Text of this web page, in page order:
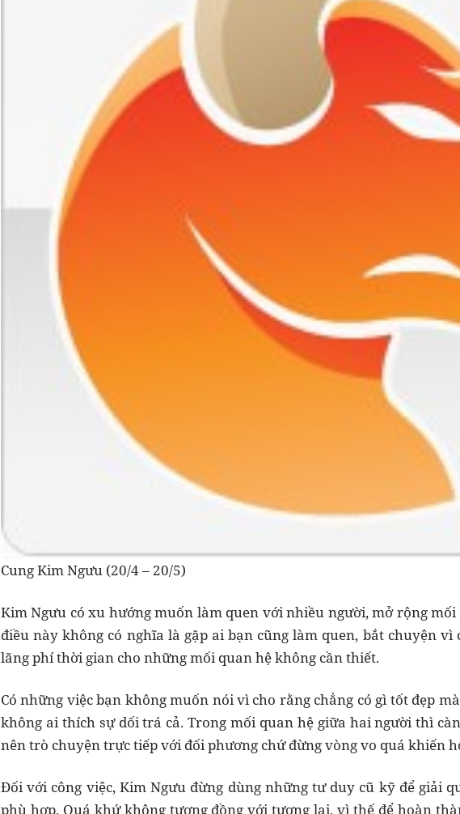
Cung Kim Ngưu (20/4 – 20/5)
Kim Ngưu có xu hướng muốn làm quen với nhiều người, mở rộng
điều này không có nghĩa là gặp ai bạn cũng làm quen, bắt chuyện
lãng phí thời gian cho những mối quan hệ không cần thiết.
Có những việc bạn không muốn nói vì cho rằng chẳng có gì tốt đẹp
không ai thích sự dối trá cả. Trong mối quan hệ giữa hai người thì
nên trò chuyện trực tiếp với đối phương chứ đừng vòng vo quá khiến
Đối với công việc, Kim Ngưu đừng dùng những tư duy cũ kỹ để giải
phù hợp. Quá khứ không tương đồng với tương lai, vì thế để hoàn